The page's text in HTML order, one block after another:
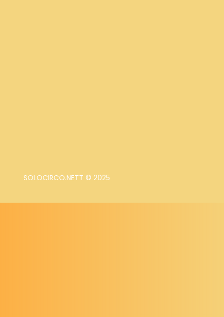
SOLOCIRCO.NETT © 2025